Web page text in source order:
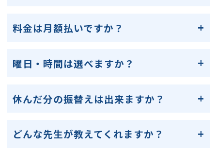
料金は月額払いですか？
曜日・時間は選べますか？
休んだ分の振替えは出来ますか？
どんな先生が教えてくれますか？